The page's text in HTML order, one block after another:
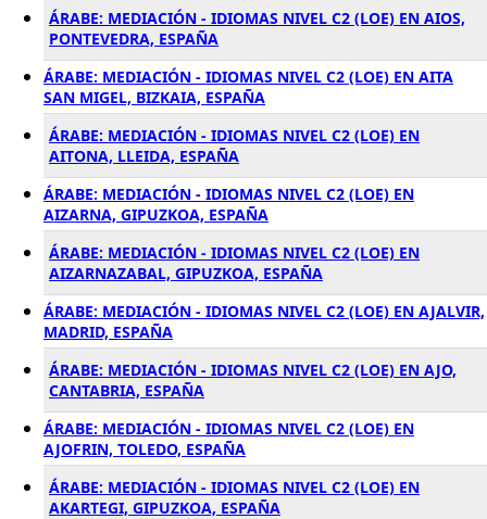
ÁRABE: MEDIACIÓN - IDIOMAS NIVEL C2 (LOE) EN AIOS,
PONTEVEDRA, ESPAÑA
ÁRABE: MEDIACIÓN - IDIOMAS NIVEL C2 (LOE) EN AITA
SAN MIGEL, BIZKAIA, ESPAÑA
ÁRABE: MEDIACIÓN - IDIOMAS NIVEL C2 (LOE) EN
AITONA, LLEIDA, ESPAÑA
ÁRABE: MEDIACIÓN - IDIOMAS NIVEL C2 (LOE) EN
AIZARNA, GIPUZKOA, ESPAÑA
ÁRABE: MEDIACIÓN - IDIOMAS NIVEL C2 (LOE) EN
AIZARNAZABAL, GIPUZKOA, ESPAÑA
ÁRABE: MEDIACIÓN - IDIOMAS NIVEL C2 (LOE) EN AJALVIR,
MADRID, ESPAÑA
ÁRABE: MEDIACIÓN - IDIOMAS NIVEL C2 (LOE) EN AJO,
CANTABRIA, ESPAÑA
ÁRABE: MEDIACIÓN - IDIOMAS NIVEL C2 (LOE) EN
AJOFRIN, TOLEDO, ESPAÑA
ÁRABE: MEDIACIÓN - IDIOMAS NIVEL C2 (LOE) EN
AKARTEGI, GIPUZKOA, ESPAÑA